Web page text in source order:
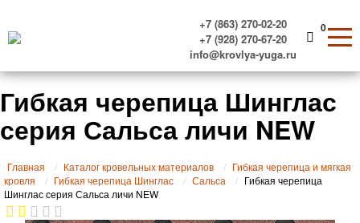
+7 (863) 270-02-20
+7 (928) 270-67-20
info@krovlya-yuga.ru
0
Гибкая черепица Шинглас
серия Сальса личи NEW
Главная Каталог кровельных материалов
Гибкая черепица и мягкая
кровля
Гибкая черепица Шинглас Сальса
Гибкая черепица
Шинглас серия Сальса личи NEW